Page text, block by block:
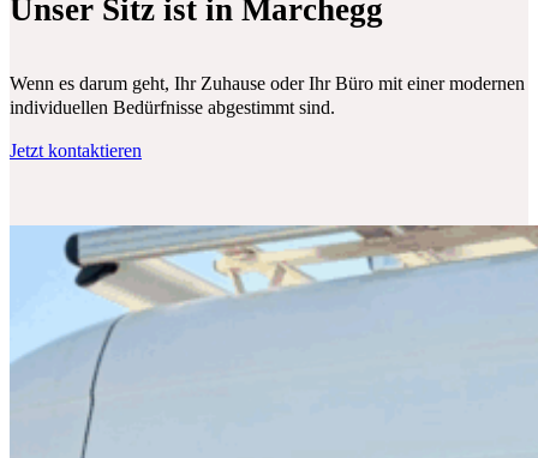
Unser Sitz ist in Marchegg
Wenn es darum geht, Ihr Zuhause oder Ihr Büro mit einer
individuellen Bedürfnisse abgestimmt sind.
Jetzt kontaktieren